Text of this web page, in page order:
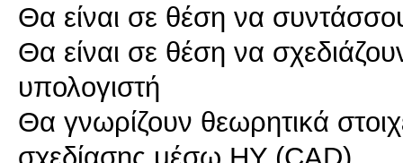
Θα είναι σε θέση να
Θα είναι σε θέση να
υπολογιστή
Θα γνωρίζουν θεωρητικά